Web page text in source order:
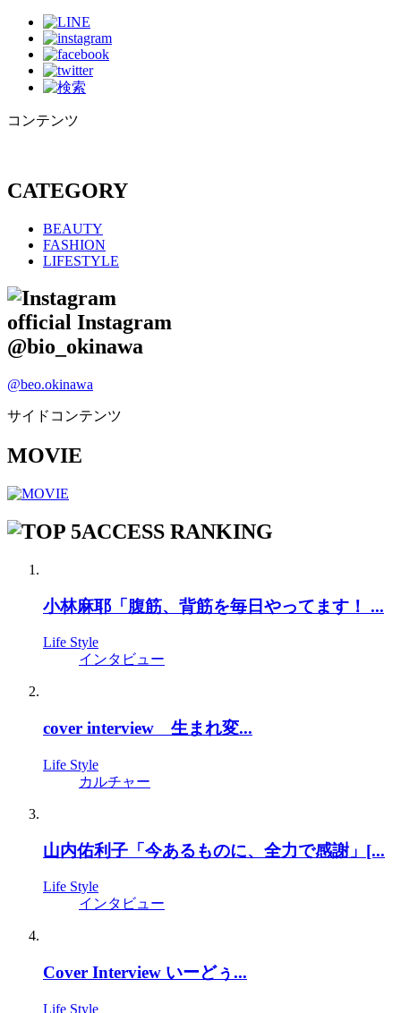
コンテンツ
CATEGORY
BEAUTY
FASHION
LIFESTYLE
official Instagram
@bio_okinawa
@beo.okinawa
サイドコンテンツ
MOVIE
ACCESS RANKING
小林麻耶「腹筋、背筋を毎日やってます！ ...
Life Style
インタビュー
cover interview 生まれ変...
Life Style
カルチャー
山内佑利子「今あるものに、全力で感謝」[...
Life Style
インタビュー
Cover Interview いーどぅ...
Life Style